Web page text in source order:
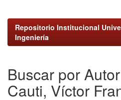
Repositorio Institucional
Ingeniería
Buscar por
Cauti, Víctor